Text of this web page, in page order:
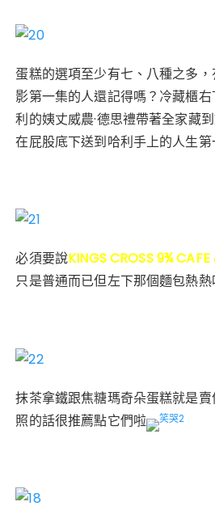
蛋糕的選項至少有七、八種之多
影第一集的人還記得嗎？冷藏櫃
利的姨丈威農·德思禮帶著全家藏
在屁股底下送到哈利手上的人生
必須要說KINGS CROSS 9¾ CAFE
只是普通而已但左下那個麵包熱
抹茶拿鐵跟焦糖瑪奇朵蛋糕就是
照的話很推薦點它們啦